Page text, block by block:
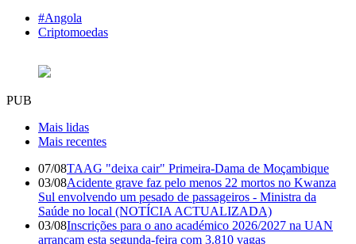
#Angola
Criptomoedas
PUB
Mais lidas
Mais recentes
07/08TAAG "deixa cair" Primeira-Dama de Moçambique
03/08Acidente grave faz pelo menos 22 mortos no Kwanza
Sul envolvendo um pesado de passageiros - Ministra da
Saúde no local (NOTÍCIA ACTUALIZADA)
03/08Inscrições para o ano académico 2026/2027 na UAN
arrancam esta segunda-feira com 3.810 vagas